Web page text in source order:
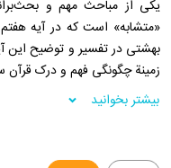
یکی از مباحث مهم و
«متشابه» است که در آیه
بهشتی در تفسیر و توضیح این
زمینة چگونگی فهم و درک قرآن
ابتدا به انتخاب واژگان
مقابل واژه «محکم» از «استوار»
و برای حل معضل شناسایی
بیشتر بخوانید